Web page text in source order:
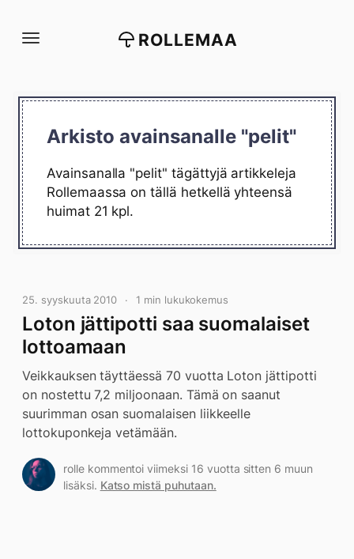
suoraan
ROLLEMAA
Arkisto avainsanalle "pelit"
Avainsanalla "pelit" tägättyjä artikkeleja
Rollemaassa on tällä hetkellä yhteensä
huimat 21 kpl.
25. syyskuuta 2010 1 min lukukokemus
Loton jättipotti saa suomalaiset
lottoamaan
Veikkauksen täyttäessä 70 vuotta Loton jättipotti
on nostettu 7,2 miljoonaan. Tämä on saanut
suurimman osan suomalaisen liikkeelle
lottokuponkeja vetämään.
rolle kommentoi viimeksi 16 vuotta sitten 6 muun
lisäksi. Katso mistä puhutaan.